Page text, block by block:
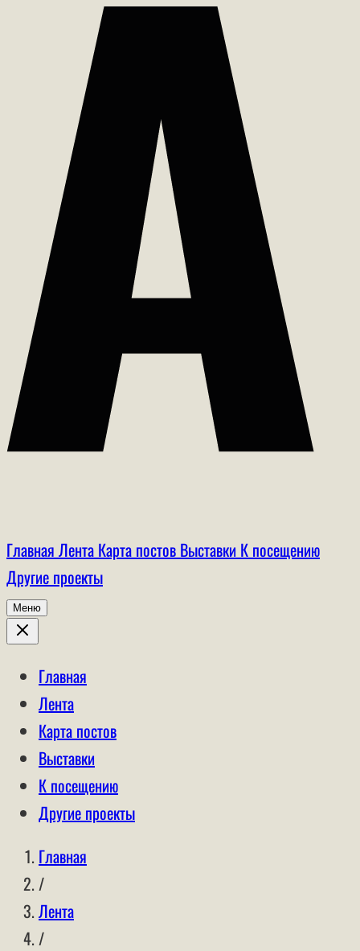
Главная Лента Карта постов Выставки К посещению
Другие проекты
Меню
Главная
Лента
Карта постов
Выставки
К посещению
Другие проекты
Главная
/
Лента
/